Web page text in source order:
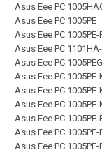
Asus Eee PC
Asus Eee PC 1005PE
Asus Eee PC 1005PE-
Asus Eee PC
Asus Eee PC 1005PEG
Asus Eee PC
Asus Eee PC
Asus Eee PC
Asus Eee PC 1005PE-
Asus Eee PC 1005PE-
Asus Eee PC 1005PE-